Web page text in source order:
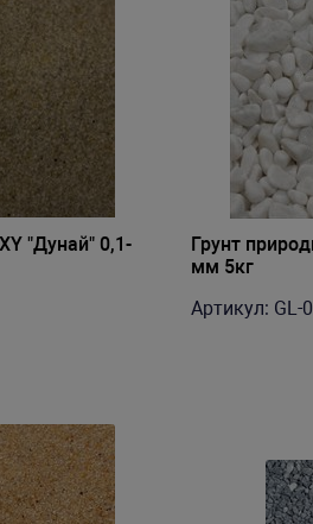
"Дунай" 0,1-
Грунт
мм 5кг
Артикул: GL-